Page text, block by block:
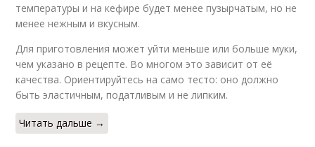
температуры и на кефире будет менее пузырчатым, но не
менее нежным и вкусным.
Для приготовления может уйти меньше или больше муки,
чем указано в рецепте. Во многом это зависит от её
качества. Ориентируйтесь на само тесто: оно должно
быть эластичным, податливым и не липким.
Читать дальше →